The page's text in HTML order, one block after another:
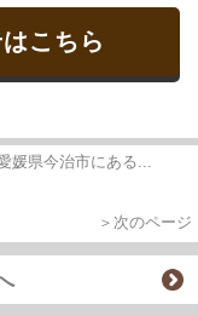
こちら
媛県今治市にある...
＞次のページ